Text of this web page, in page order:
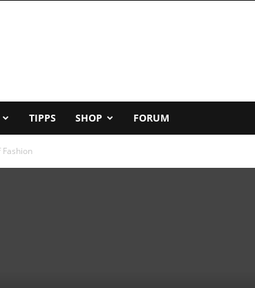
TIPPS SHOP FORUM
Fashion